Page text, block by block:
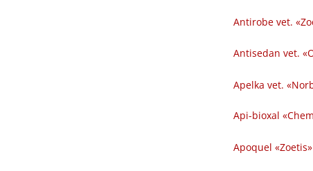
Antirobe vet.
Antisedan vet.
Apelka vet.
Api-bioxal
Apoquel